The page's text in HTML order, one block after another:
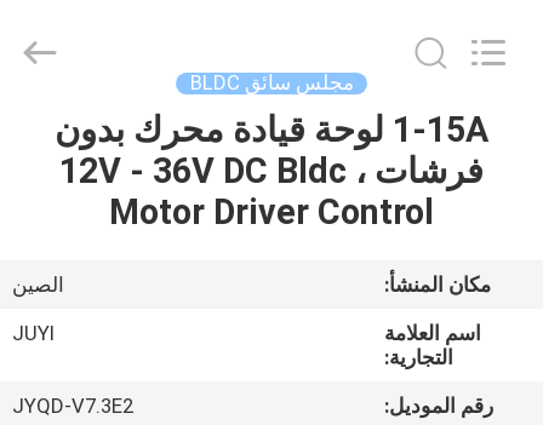
منزل
المنتجات
أشرطة
فيديو
حول
Technology
مجلس سائق BLDC
1-15A لوحة قيادة محرك بدون
فرشات ، 12V - 36V DC Bldc
Motor Driver Control
مكان المنشأ:
الصين
اسم العلامة
التجارية:
JUYI
رقم الموديل:
JYQD-V7.3E2